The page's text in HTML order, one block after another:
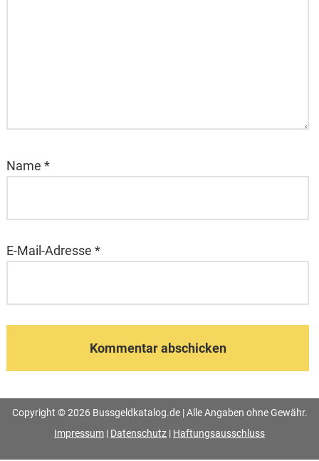
Name *
E-Mail-Adresse *
Copyright © 2026 Bussgeldkatalog.de | Alle Angaben ohne Gewähr.
Impressum | Datenschutz | Haftungsausschluss